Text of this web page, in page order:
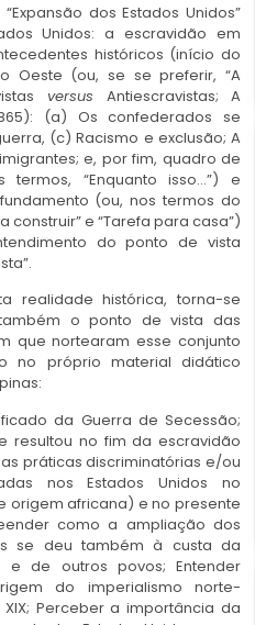
dos Estados Unidos”
Unidos: a escravidão em
históricos (início do
Oeste (ou, se se preferir, “A
versus Antiescravistas; A
(a) Os confederados se
(c) Racismo e exclusão; A
e, por fim, quadro de
“Enquanto isso…”) e
(ou, nos termos do
construir” e “Tarefa para casa”)
do ponto de vista
realidade histórica, torna-se
o ponto de vista das
que nortearam esse conjunto
no próprio material didático
da Guerra de Secessão;
resultou no fim da escravidão
práticas discriminatórias e/ou
nos Estados Unidos no
africana) e no presente
como a ampliação dos
se deu também à custa da
de outros povos; Entender
do imperialismo norte-
Perceber a importância da